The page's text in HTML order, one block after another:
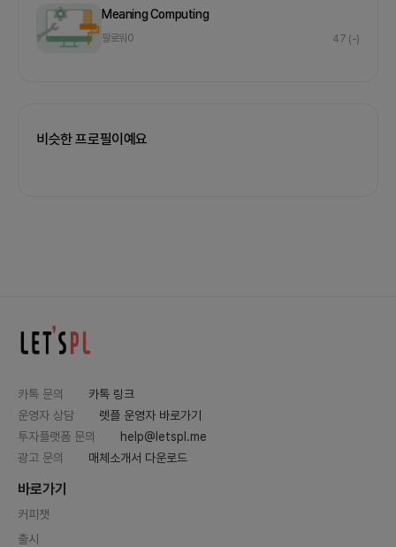
Meaning Computing
팔로워 0 47 (-)
비슷한 프로필이예요
카톡 문의
카톡 링크
운영자 상담
렛플 운영자 바로가기
투자플랫폼 문의
help@letspl.me
광고 문의
매체소개서 다운로드
바로가기
커피챗
출시